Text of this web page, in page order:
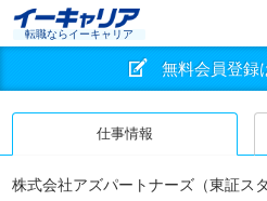
転職ならイーキャリア
無料会員登録
仕事情報
株式会社アズパートナーズ（東証ス